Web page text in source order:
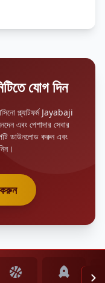
যোগ দিন
প্ল্যাটফর্ম Jayabaji
এবং পেশাদার সেবার
ডাউনলোড করুন এবং